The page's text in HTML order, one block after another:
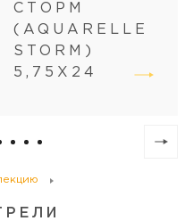
СТОРМ
(AQUARELLE
STORM)
5,75Х24